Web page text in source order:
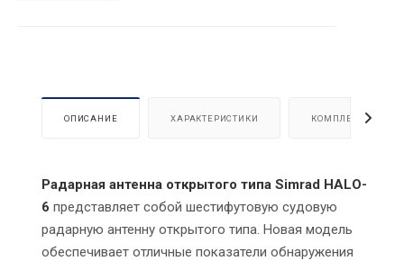
ОПИСАНИЕ ХАРАКТЕРИСТИКИ КОМПЛЕКТАЦИЯ
Радарная антенна открытого типа Simrad HALO-
6 представляет собой шестифутовую судовую
радарную антенну открытого типа. Новая модель
обеспечивает отличные показатели обнаружения